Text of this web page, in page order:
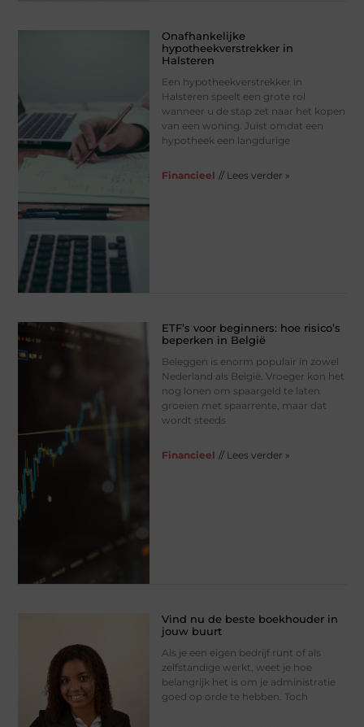
Onafhankelijke
hypotheekverstrekker in
Halsteren
Een hypotheekverstrekker in
Halsteren speelt een grote rol
wanneer u de stap zet naar het kopen
van een woning. Juist omdat een
hypotheek een langdurige
Financieel // Lees verder »
ETF’s voor beginners: hoe risico’s
beperken in België
Beleggen is enorm populair in zowel
Nederland als België. Vroeger kon het
nog lonen om spaargeld te laten
groeien met spaarrente, maar dat
wordt steeds
Financieel // Lees verder »
Vind nu de beste boekhouder in
jouw buurt
Als je een eigen bedrijf runt of als
zelfstandige werkt, weet je hoe
belangrijk het is om je administratie
goed op orde te hebben. Toch